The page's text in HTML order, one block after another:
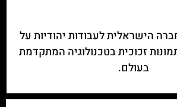
הישראלית לעבודות יהודיות על
זכוכית בטכנולוגיה המתקדמת
בעולם.